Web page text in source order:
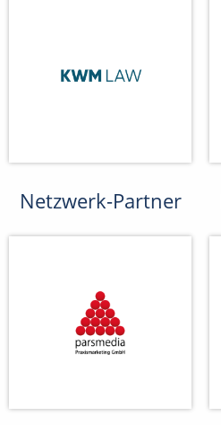
Netzwerk-Partner